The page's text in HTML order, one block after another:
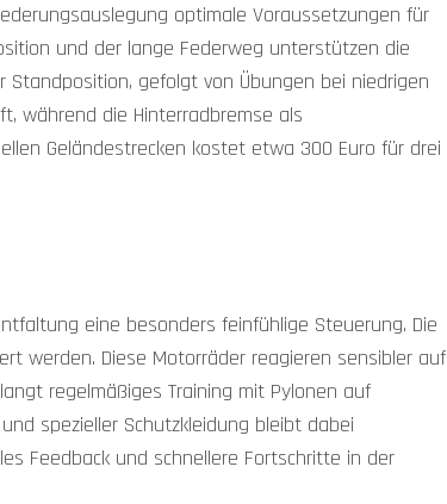
optimale Voraussetzungen für
und der lange Federweg unterstützen die
gefolgt von Übungen bei niedrigen
während die Hinterradbremse als
Geländestrecken kostet etwa 300 Euro für drei
eine besonders feinfühlige Steuerung. Die
werden. Diese Motorräder reagieren sensibler auf
regelmäßiges Training mit Pylonen auf
spezieller Schutzkleidung bleibt dabei
Feedback und schnellere Fortschritte in der